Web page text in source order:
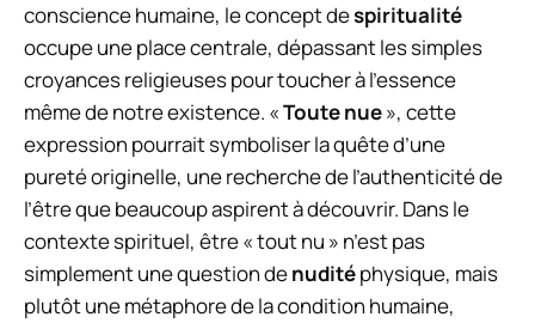
conscience humaine, le concept despiritualité
occupe une place centrale, dépassant les simples
croyances religieuses pour toucher à l’essence
même de notre existence. «Toute nue», cette
expression pourrait symboliser la quête d’une
pureté originelle, une recherche de l’authenticité de
l’être que beaucoup aspirent à découvrir. Dans le
contexte spirituel, être « tout nu » n’est pas
simplement une question denuditéphysique, mais
plutôt une métaphore de la condition humaine,